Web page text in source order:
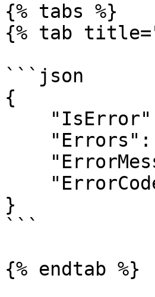
{% tabs %}
{% tab
```json
{
}
```
{% endtab %}